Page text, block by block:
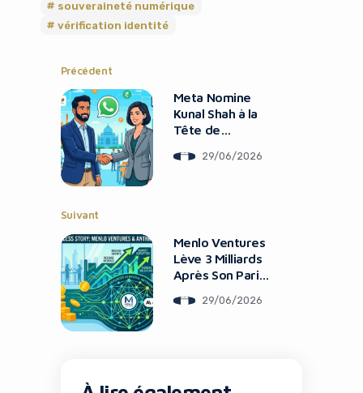
souveraineté numérique
vérification identité
Précédent
Meta Nomine
Kunal Shah à la
Tête de
29/06/2026
Suivant
Menlo Ventures
Lève 3 Milliards
Après Son Pari
Anthropic29/06/2026